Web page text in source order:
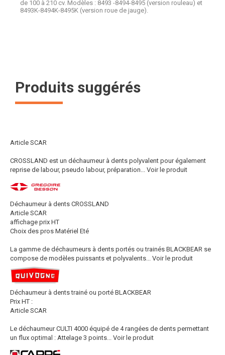
de 100 à 210 cv. Modèles : 8493 -8494-8495 (version rouleau) et
8493K-8494K-8495K (version roue de jauge).
Produits suggérés
Article SCAR
CROSSLAND est un déchaumeur à dents polyvalent pour également
reprise de labour, pseudo labour, préparation...
Voir le produit
Déchaumeur à dents CROSSLAND
Article SCAR
affichage prix HT
Choix des pros Matériel Eté
La gamme de déchaumeurs à dents portés ou trainés BLACKBEAR se
compose de modèles puissants et polyvalents...
Voir le produit
Déchaumeur à dents trainé ou porté BLACKBEAR
Prix HT :
Article SCAR
Le déchaumeur CULTI 4000 équipé de 4 rangées de dents permettant
un flux optimal : Attelage 3 points...
Voir le produit